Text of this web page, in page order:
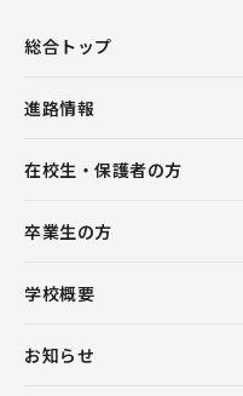
総合トップ
進路情報
在校生・保護者の方
卒業生の方
学校概要
お知らせ